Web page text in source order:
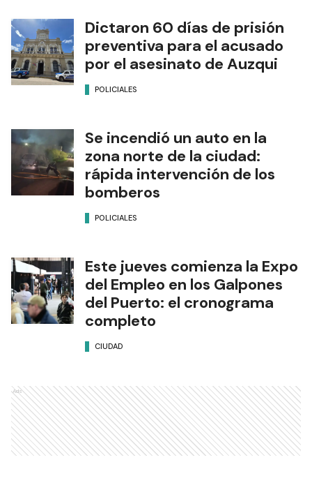
Dictaron 60 días de prisión
preventiva para el acusado
por el asesinato de Auzqui
POLICIALES
Se incendió un auto en la
zona norte de la ciudad:
rápida intervención de los
bomberos
POLICIALES
Este jueves comienza la Expo
del Empleo en los Galpones
del Puerto: el cronograma
completo
CIUDAD
Ads